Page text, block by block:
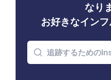
なり
お好きなイン